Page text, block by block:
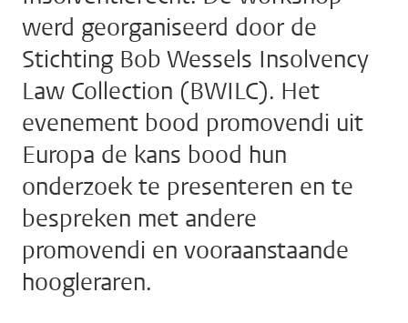
werd georganiseerd door de
Stichting Bob Wessels Insolvency
Law Collection (BWILC). Het
evenement bood promovendi uit
Europa de kans bood hun
onderzoek te presenteren en te
bespreken met andere
promovendi en vooraanstaande
hoogleraren.